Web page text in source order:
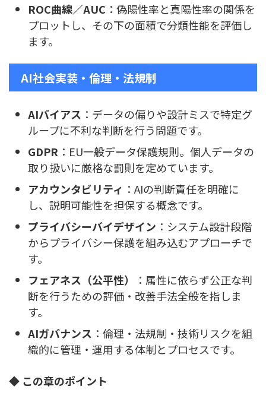
ROC曲線／AUC ：偽陽性率と真陽性率の関係を
プロットし、その下の面積で分類性能を評価し
ます。
AI社会実装・倫理・法規制
AIバイアス ：データの偏りや設計ミスで特定グ
ループに不利な判断を行う問題です。
GDPR ：EU一般データ保護規則。個人データの
取り扱いに厳格な罰則を定めています。
アカウンタビリティ ：AIの判断責任を明確に
し、説明可能性を担保する概念です。
プライバシーバイデザイン ：システム設計段階
からプライバシー保護を組み込むアプローチで
す。
フェアネス（公平性）
：属性に依らず公正な判
断を行うための評価・改善手法全般を指しま
す。
AIガバナンス ：倫理・法規制・技術リスクを組
織的に管理・運用する体制とプロセスです。
◆ この章のポイント